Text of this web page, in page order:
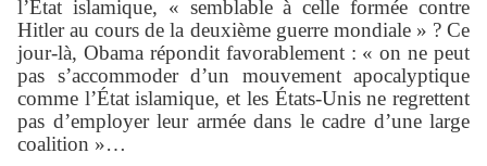
l’État islamique, « semblable à celle formée contre
Hitler au cours de la deuxième guerre mondiale » ? Ce
jour-là, Obama répondit favorablement : « on ne peut
pas s’accommoder d’un mouvement apocalyptique
comme l’État islamique, et les États-Unis ne regrettent
pas d’employer leur armée dans le cadre d’une large
coalition »…